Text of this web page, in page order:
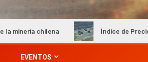
Índice de Precios de Productor de
EVENTOS